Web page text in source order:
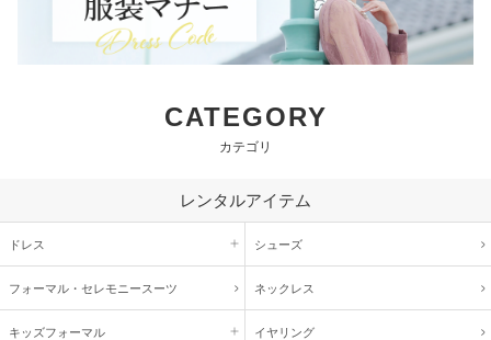
CATEGORY
カテゴリ
レンタルアイテム
ドレス シューズ
フォーマル・ セレモニースーツ ネックレス
キッズフォーマル イヤリング